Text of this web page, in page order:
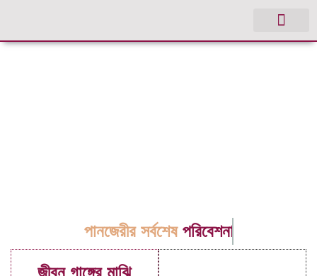
পানজেরীর সর্বশেষ পরিবেশনা
জীবন গাঙ্গের মাঝি